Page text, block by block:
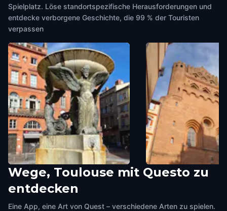
Spielplatz. Löse standortspezifische Herausforderungen und
entdecke verborgene Geschichte, die 99 % der Touristen
verpassen
Place de la Trinité
Toulouse,France
Notre-Dame du Taur
Wege, Toulouse mit Questo zu
entdecken
Eine App, eine Art von Quest – verschiedene Arten zu spielen.